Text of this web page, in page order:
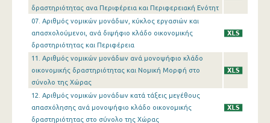
δραστηριότητας ανα Περιφέρεια και Περιφερειακή Ενότητ
07. Αριθμός νομικών μονάδων, κύκλος εργασιών και
απασχολούμενοι, ανά διψήφιο κλάδο οικονομικής
δραστηριότητας και Περιφέρεια
11. Αριθμός νομικών μονάδων ανά μονοψήφιο κλάδο
οικονομικής δραστηριότητας και Νομική Μορφή στο
σύνολο της Χώρας
12. Αριθμός νομικών μονάδων κατά τάξεις μεγέθους
απασχόλησης ανά μονοψήφιο κλάδο οικονομικής
δραστηριότητας στο σύνολο της Χώρας